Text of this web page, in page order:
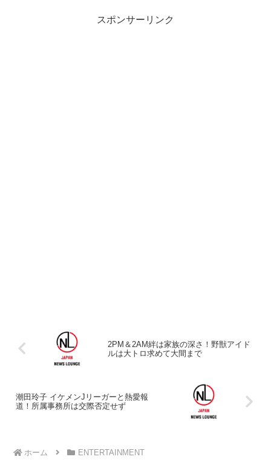
スポンサーリンク
2PM＆2AM絆は家族の深さ！野獣アイド
ルは大トロ求めて大間まで
潮田玲子 イケメンJリーガーと熱愛報
道！所属事務所は交際否定せず
ホーム ENTERTAINMENT